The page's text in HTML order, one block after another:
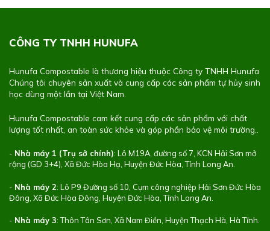
CÔNG TY TNHH HUNUFA
Hunufa Compostable là thương hiệu thuộc Công ty TNHH Hunufa
Chúng tôi chuyên sản xuất và cung cấp các sản phẩm tự hủy sinh
học dùng một lần tại Việt Nam.
Hunufa Compostable cam kết cung cấp các sản phẩm với chất
lượng tốt nhất, an toàn sức khỏe và góp phần bảo vệ môi trường..
- Nhà máy 1 (Trụ sở chính): Lô M19A, đường số 7, KCN Hải Sơn mở
rộng (GD 3+4), Xã Đức Hòa Hạ, Huyện Đức Hòa, Tỉnh Long An.
- Nhà máy 2: Lô P9 Đường số 10, Cụm công nghiệp Hải Sơn Đức Hòa
Đông, Xã Đức Hòa Đông, Huyện Đức Hòa, Tỉnh Long An.
- Nhà máy 3: Thôn Tân Sơn, Xã Nam Điền, Huyện Thạch Hà, Hà Tĩnh.